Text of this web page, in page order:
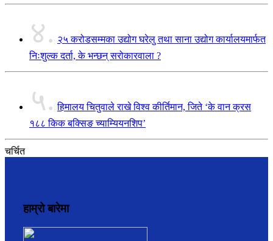
४. २५ करोडसम्मका उद्योग घरेलु तथा साना उद्योग कार्यालयमार्फत
निःशुल्क दर्ता, के भन्छन् सरोकारवाला ?
५. हिमालय चितुवाले राखे विश्व कीर्तिमान, जिते ‘के वान क्रस
१८८ किक बक्सिङ च्याम्यियनशिप’
चर्चित
हाम्रो बारेमा